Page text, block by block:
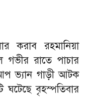
করাব রহমানিয়া
গভীর রাতে পাচার
ভ্যান গাড়ী আটক
ঘটেছে বৃহস্পতিবার